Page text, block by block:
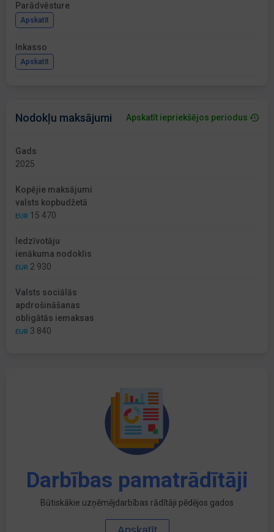
Parādvēsture
Apskatīt
Inkasso
Apskatīt
Nodokļu maksājumi Apskatīt iepriekšējos periodus
Gads
2025
Kopējie maksājumi
valsts kopbudžetā
EUR 15 470
Iedzīvotāju
ienākuma nodoklis
EUR 2 930
Valsts sociālās
apdrošināšanas
obligātās iemaksas
EUR 3 840
Darbības pamatrādītāji
Būtiskākie uzņēmējdarbības rādītāji pēdējos gados